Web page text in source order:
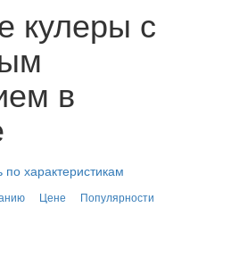
кулеры с
в
по характеристикам
Цене Популярности